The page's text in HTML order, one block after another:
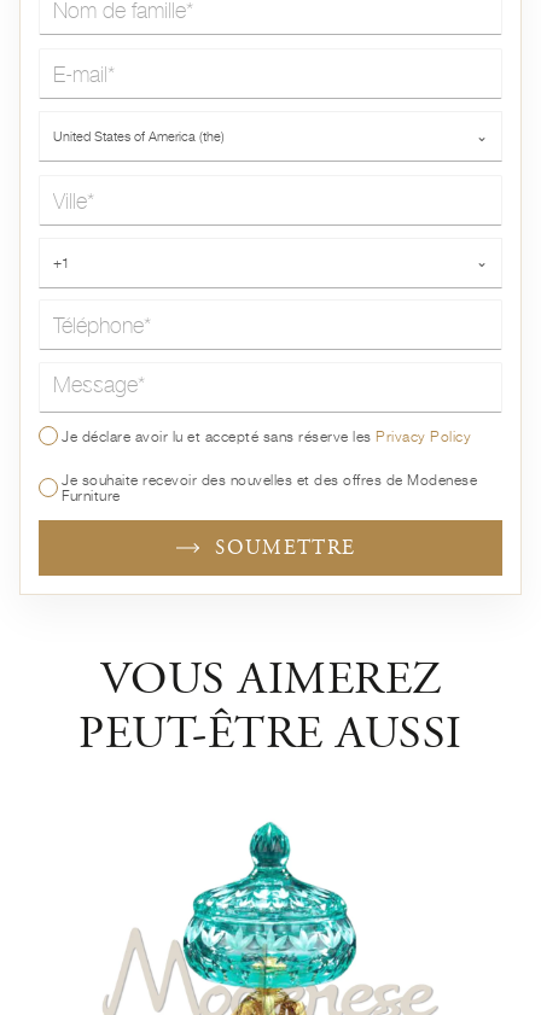
United States of America (the) ⌄
+1 ⌄
Message*
Je déclare avoir lu et accepté sans réserve lesPrivacy Policy
Je souhaite recevoir des nouvelles et des offres de Modenese
Furniture
SOUMETTRE
VOUS AIMEREZ
PEUT-ÊTRE AUSSI